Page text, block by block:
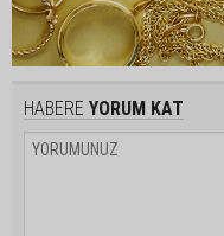
HABERE YORUM KAT